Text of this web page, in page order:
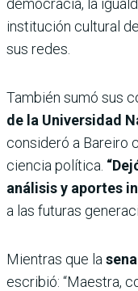
democracia, la
institución cultural
sus redes.
También sumó sus
de la Universidad
consideró a Bareiro
ciencia política.
análisis y aportes
a las futuras
Mientras que la
escribió: “Maestra,